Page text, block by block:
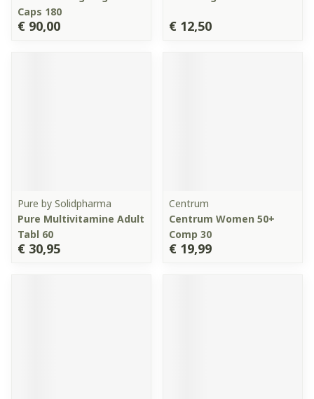
Caps 180
€ 90,00 € 12,50
Pure by Solidpharma
Pure Multivitamine Adult
Tabl 60
€ 30,95
Centrum
Centrum Women 50+
Comp 30
€ 19,99